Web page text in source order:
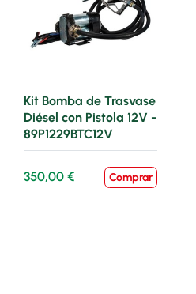
Kit Bomba de Trasvase
Diésel con Pistola 12V -
89P1229BTC12V
350,00 € Comprar